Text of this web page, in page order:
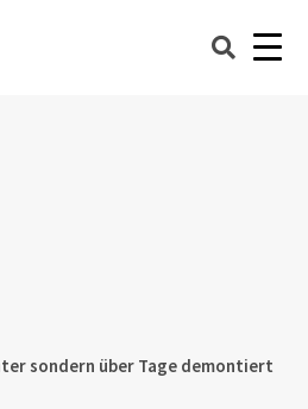
sondern über Tage demontiert